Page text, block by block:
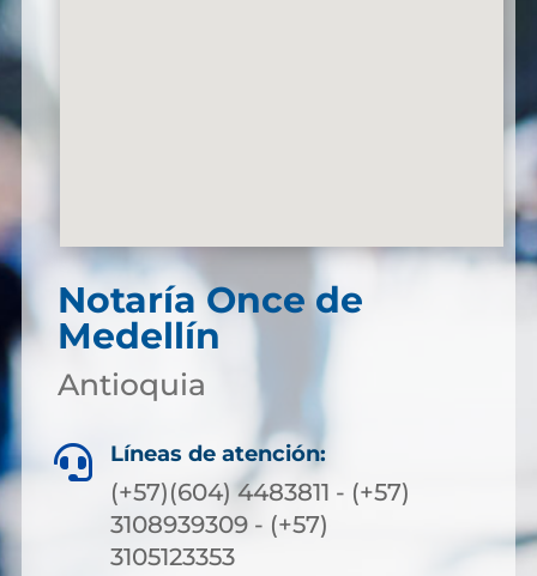
Notaría Once de
Medellín
Antioquia
 Líneas de atención:
(+57)(604) 4483811 - (+57)
3108939309 - (+57)
3105123353